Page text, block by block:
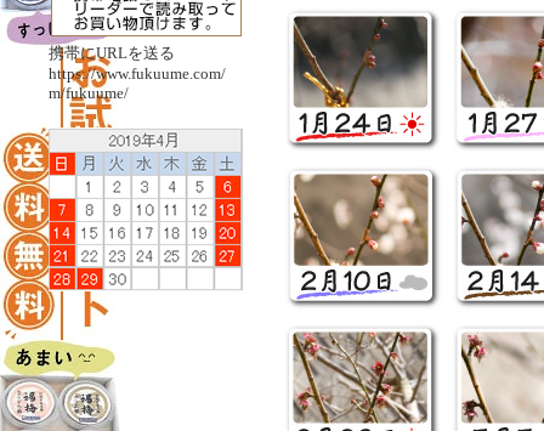
携帯にURLを送る
https://www.fukuume.com/
m/fukuume/